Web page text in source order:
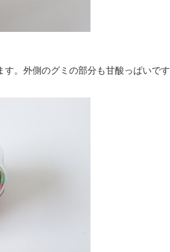
。外側のグミの部分も甘酸っぱいです